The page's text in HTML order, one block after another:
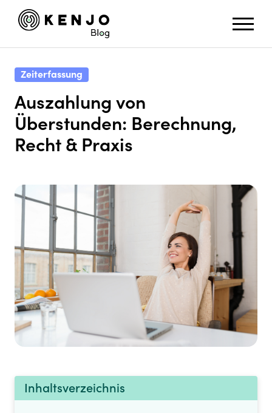
Zeiterfassung
Auszahlung von
Überstunden: Berechnung,
Recht & Praxis
Inhaltsverzeichnis